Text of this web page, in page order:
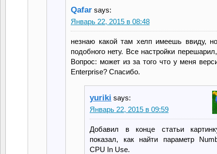
Qafar says:
Январь 22, 2015 в 08:48
незнаю какой там хелп имеешь ввиду,
подобного нету. Все настройки
Вопрос: может из за того что у меня
Enterprise? Спасибо.
yuriki says:
Январь 22, 2015 в 09:59
Добавил в конце статьи
показал, как найти параметр
CPU In Use.